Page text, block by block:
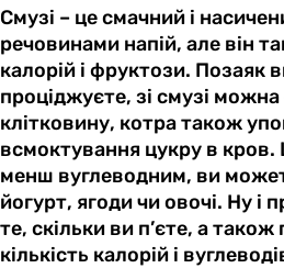
Смузі – це смачний і
речовинами напій, але він
калорій і фруктози. Позаяк
проціджуєте, зі смузі
клітковину, котра також
всмоктування цукру в
менш вуглеводним, ви
йогурт, ягоди чи овочі. Ну і
те, скільки ви п’єте, а
кількість калорій і